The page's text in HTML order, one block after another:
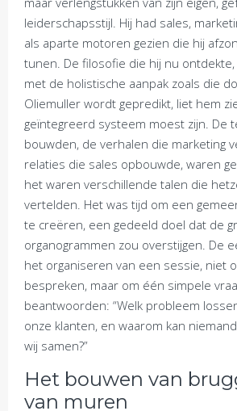
leiderschapsstijl. Hij had sales,
als aparte motoren gezien die hij
tunen. De filosofie die hij nu
met de holistische aanpak zoals die
Oliemuller wordt gepredikt, liet hem
geïntegreerd systeem moest zijn. De
bouwden, de verhalen die marketing
relaties die sales opbouwde, waren
het waren verschillende talen die
vertelden. Het was tijd om een
te creëren, een gedeeld doel dat de
organogrammen zou overstijgen. De
het organiseren van een sessie, niet
bespreken, maar om één simpele
beantwoorden: “Welk probleem
onze klanten, en waarom kan
wij samen?”
Het bouwen van
van muren